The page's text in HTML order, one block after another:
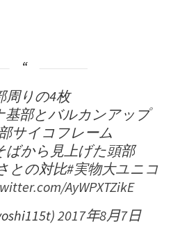
周りの4枚
基部とバルカンアップ
サイコフレーム
ばから見上げた頭部
との対比#実物大ユニコ
AyWPXTZikE
2017年8月7日